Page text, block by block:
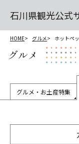
石川県観光公式
HOME グルメ ホットペ
グルメ
グルメ・お土産特集